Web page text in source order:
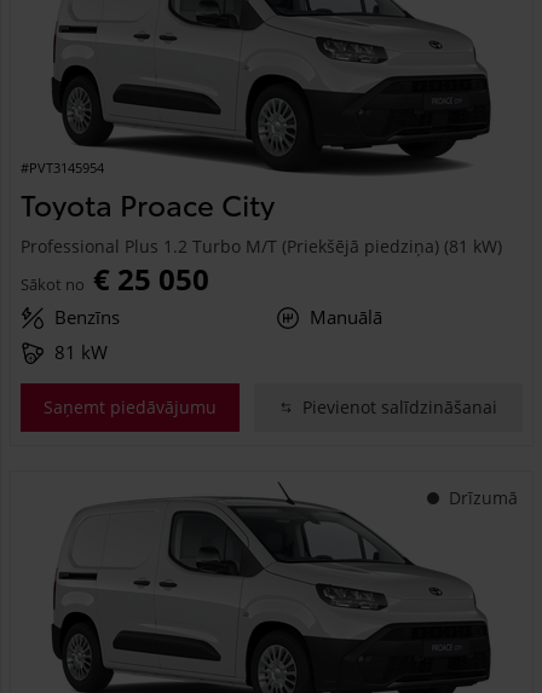
#PVT3145954
Toyota Proace City
Professional Plus 1.2 Turbo M/T (Priekšējā piedziņa) (81 kW)
Sākot no € 25 050
Benzīns
Manuālā
81 kW
Saņemt piedāvājumu Pievienot salīdzināšanai
Drīzumā